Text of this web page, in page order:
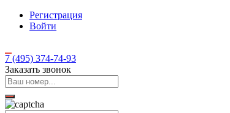
Регистрация
Войти
7 (495) 374-74-93
Заказать звонок